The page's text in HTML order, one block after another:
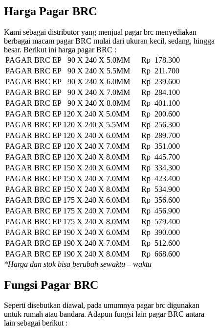
Harga Pagar BRC
Kami sebagai distributor yang menjual pagar brc menyediakan
berbagai macam pagar BRC mulai dari ukuran kecil, sedang, hingga
besar. Berikut ini harga pagar BRC :
PAGAR BRC EP 90 X 240 X 5.0MM
Rp 178.300
PAGAR BRC EP 90 X 240 X 5.5MM
Rp 211.700
PAGAR BRC EP 90 X 240 X 6.0MM
Rp 239.600
PAGAR BRC EP 90 X 240 X 7.0MM
Rp 284.100
PAGAR BRC EP 90 X 240 X 8.0MM
Rp 401.100
PAGAR BRC EP 120 X 240 X 5.0MM
Rp 200.600
PAGAR BRC EP 120 X 240 X 5.5MM
Rp 256.300
PAGAR BRC EP 120 X 240 X 6.0MM
Rp 289.700
PAGAR BRC EP 120 X 240 X 7.0MM
Rp 351.000
PAGAR BRC EP 120 X 240 X 8.0MM
Rp 445.700
PAGAR BRC EP 150 X 240 X 6.0MM
Rp 334.300
PAGAR BRC EP 150 X 240 X 7.0MM
Rp 423.400
PAGAR BRC EP 150 X 240 X 8.0MM
Rp 534.900
PAGAR BRC EP 175 X 240 X 6.0MM
Rp 356.600
PAGAR BRC EP 175 X 240 X 7.0MM
Rp 456.900
PAGAR BRC EP 175 X 240 X 8.0MM
Rp 579.400
PAGAR BRC EP 190 X 240 X 6.0MM
Rp 390.000
PAGAR BRC EP 190 X 240 X 7.0MM
Rp 512.600
PAGAR BRC EP 190 X 240 X 8.0MM
Rp 668.600
*Harga dan stok bisa berubah sewaktu – waktu
Fungsi Pagar BRC
Seperti disebutkan diawal, pada umumnya pagar brc digunakan
untuk rumah atau bandara. Adapun fungsi lain pagar BRC antara
lain sebagai berikut :